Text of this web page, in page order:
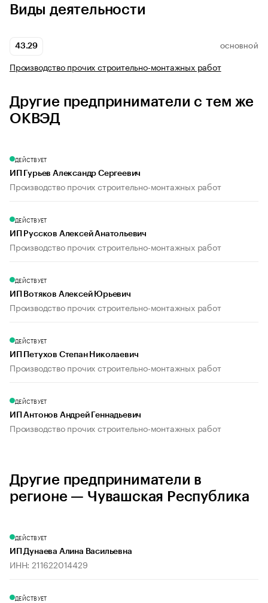
Виды деятельности
43.29 ОСНОВНОЙ
Производство прочих строительно-монтажных работ
Другие предприниматели с тем же
ОКВЭД
ДЕЙСТВУЕТ
ИП Гурьев Александр Сергеевич
Производство прочих строительно-монтажных работ
ДЕЙСТВУЕТ
ИП Руссков Алексей Анатольевич
Производство прочих строительно-монтажных работ
ДЕЙСТВУЕТ
ИП Вотяков Алексей Юрьевич
Производство прочих строительно-монтажных работ
ДЕЙСТВУЕТ
ИП Петухов Степан Николаевич
Производство прочих строительно-монтажных работ
ДЕЙСТВУЕТ
ИП Антонов Андрей Геннадьевич
Производство прочих строительно-монтажных работ
Другие предприниматели в
регионе — Чувашская Республика
ДЕЙСТВУЕТ
ИП Дунаева Алина Васильевна
ИНН: 211622014429
ДЕЙСТВУЕТ